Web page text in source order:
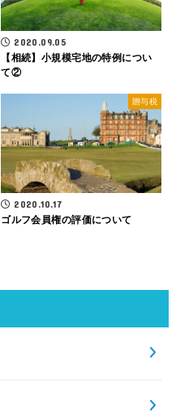
2020.09.05
【相続】小規模宅地の特例につい
て②
贈与税
2020.10.17
ゴルフ会員権の評価について